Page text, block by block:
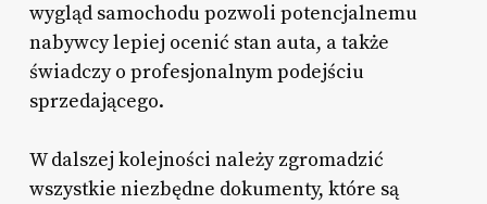
wygląd samochodu pozwoli potencjalnemu
nabywcy lepiej ocenić stan auta, a także
świadczy o profesjonalnym podejściu
sprzedającego.
W dalszej kolejności należy zgromadzić
wszystkie niezbędne dokumenty, które są